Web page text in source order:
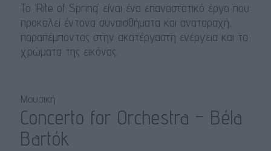
Το ‘Rite of Spring’ είναι ένα επαναστατικό έργο που
προκαλεί έντονα συναισθήματα και αναταραχή,
παραπέμποντας στην ακατέργαστη ενέργεια και τα
χρώματα της εικόνας.
Μουσική
Concerto for Orchestra – Béla
Bartók